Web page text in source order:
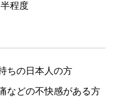
程度
ちの日本人の方
などの不快感がある方